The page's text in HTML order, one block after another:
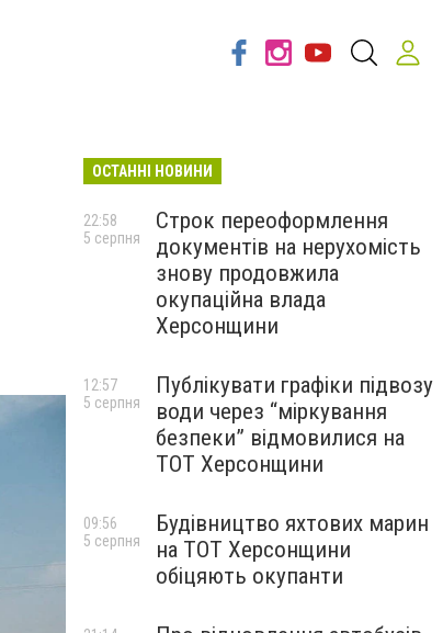
ОСТАННІ НОВИНИ
Строк переоформлення
документів на нерухомість
знову продовжила
окупаційна влада
Херсонщини
22:58
5 серпня
Публікувати графіки підвозу
води через “міркування
безпеки” відмовилися на
ТОТ Херсонщини
12:57
5 серпня
Будівництво яхтових марин
на ТОТ Херсонщини
обіцяють окупанти
09:56
5 серпня